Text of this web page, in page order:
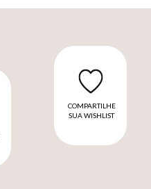
COMPARTILHE
SUA WISHLIST